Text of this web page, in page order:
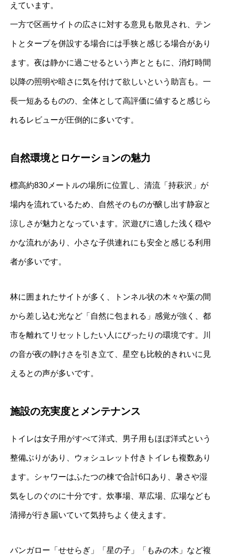
えています。
一方で区画サイトの広さに対する意見も散見され、テン
トとタープを併設する場合には手狭と感じる場合があり
ます。夜は静かに過ごせるという声とともに、消灯時間
以降の照明や暗さに気を付けて欲しいという助言も。一
長一短あるものの、全体として高評価に値すると感じら
れるレビューが圧倒的に多いです。
自然環境とロケーションの魅力
標高約830メートルの場所に位置し、清流「持萩沢」が
場内を流れているため、自然そのものが醸し出す静寂と
涼しさが魅力となっています。沢遊びに適した浅く穏や
かな流れがあり、小さな子供連れにも安全と感じる利用
者が多いです。
林に囲まれたサイトが多く、トンネル状の木々や葉の間
から差し込む光など「自然に包まれる」感覚が強く、都
市を離れてリセットしたい人にぴったりの環境です。川
の音が夜の静けさを引き立て、星空も比較的きれいに見
えるとの声が多いです。
施設の充実度とメンテナンス
トイレは女子用がすべて洋式、男子用もほぼ洋式という
整備ぶりがあり、ウォシュレット付きトイレも複数あり
ます。シャワーはふたつの棟で合計6口あり、暑さや湿
気をしのぐのに十分です。炊事場、草広場、広場なども
清掃が行き届いていて気持ちよく使えます。
バンガロー「せせらぎ」「星の子」「もみの木」など複